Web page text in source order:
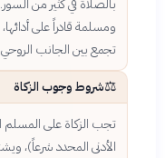
بالصلاة في كثير من
ومسلمة قادراً على
تجمع بين الجانب الروحي
⚖️شروط وجوب الزكاة
تجب الزكاة على المسلم
الأدنى المحدد شرعاً)،